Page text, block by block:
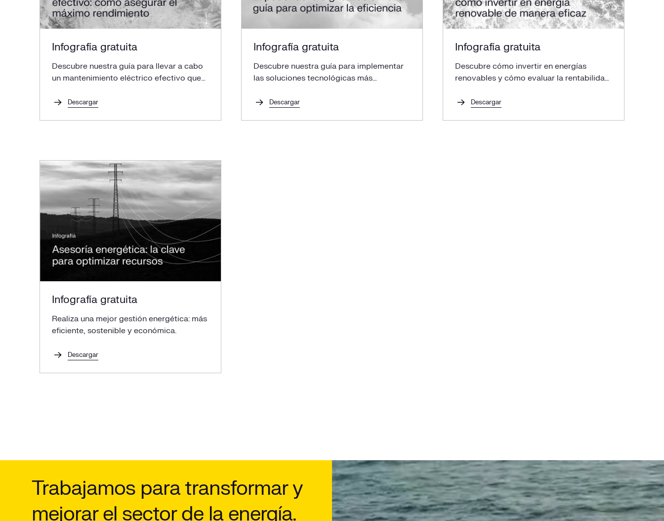
Infografía gratuita
Descubre nuestra guía para llevar a cabo
un mantenimiento eléctrico efectivo que
rendimiento.
Descargar
Infografía gratuita
Descubre nuestra guía para implementar
las soluciones tecnológicas más
energética de tu empresa
Descargar
Infografía gratuita
Descubre cómo invertir en energías
renovables y cómo evaluar la rentabilidad
Descargar
Infografía gratuita
Realiza una mejor gestión energética: más
eficiente, sostenible y económica.
Descargar
Trabajamos para transformar y
mejorar el sector de la energía.